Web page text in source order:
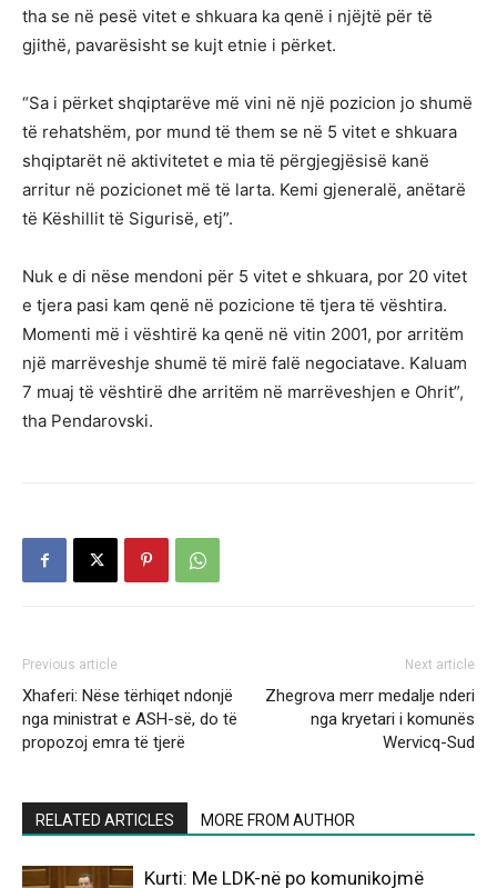
tha se në pesë vitet e shkuara ka qenë i njëjtë për të
gjithë, pavarësisht se kujt etnie i përket.
“Sa i përket shqiptarëve më vini në një pozicion jo shumë
të rehatshëm, por mund të them se në 5 vitet e shkuara
shqiptarët në aktivitetet e mia të përgjegjësisë kanë
arritur në pozicionet më të larta. Kemi gjeneralë, anëtarë
të Këshillit të Sigurisë, etj”.
Nuk e di nëse mendoni për 5 vitet e shkuara, por 20 vitet
e tjera pasi kam qenë në pozicione të tjera të vështira.
Momenti më i vështirë ka qenë në vitin 2001, por arritëm
një marrëveshje shumë të mirë falë negociatave. Kaluam
7 muaj të vështirë dhe arritëm në marrëveshjen e Ohrit”,
tha Pendarovski.
Previous article
Xhaferi: Nëse tërhiqet ndonjë
nga ministrat e ASH-së, do të
propozoj emra të tjerë
Next article
Zhegrova merr medalje nderi
nga kryetari i komunës
Wervicq-Sud
RELATED ARTICLES MORE FROM AUTHOR
Kurti: Me LDK-në po komunikojmë